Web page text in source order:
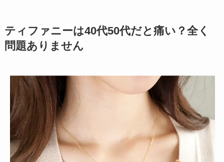
ティファニーは40代50代だと痛い？全く
問題ありません